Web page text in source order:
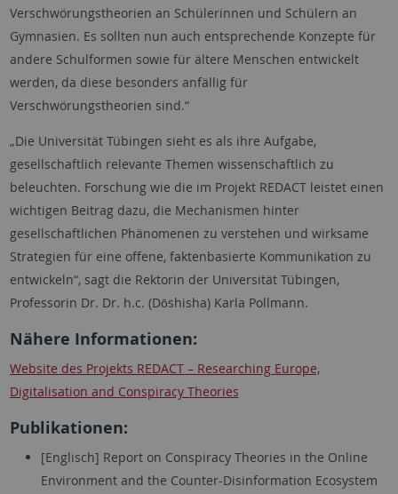
Verschwörungstheorien an Schülerinnen und Schülern an
Gymnasien. Es sollten nun auch entsprechende Konzepte für
andere Schulformen sowie für ältere Menschen entwickelt
werden, da diese besonders anfällig für
Verschwörungstheorien sind.“
„Die Universität Tübingen sieht es als ihre Aufgabe,
gesellschaftlich relevante Themen wissenschaftlich zu
beleuchten. Forschung wie die im Projekt REDACT leistet einen
wichtigen Beitrag dazu, die Mechanismen hinter
gesellschaftlichen Phänomenen zu verstehen und wirksame
Strategien für eine offene, faktenbasierte Kommunikation zu
entwickeln“, sagt die Rektorin der Universität Tübingen,
Professorin Dr. Dr. h.c. (Dōshisha) Karla Pollmann.
Nähere Informationen:
Website des Projekts REDACT – Researching Europe,
Digitalisation and Conspiracy Theories
Publikationen:
[Englisch] Report on Conspiracy Theories in the Online
Environment and the Counter-Disinformation Ecosystem